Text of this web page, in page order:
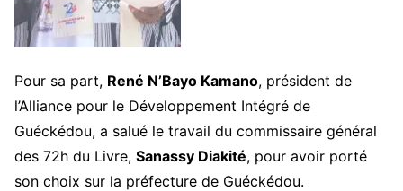
Pour sa part, René N’Bayo Kamano, président de
l’Alliance pour le Développement Intégré de
Guéckédou, a salué le travail du commissaire général
des 72h du Livre, Sanassy Diakité, pour avoir porté
son choix sur la préfecture de Guéckédou.